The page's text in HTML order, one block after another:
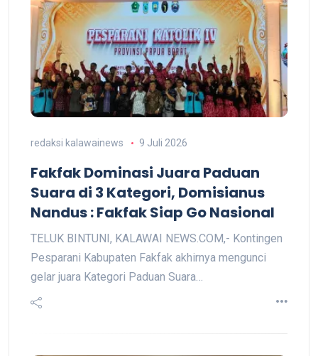
redaksi kalawainews 9 Juli 2026
Fakfak Dominasi Juara Paduan
Suara di 3 Kategori, Domisianus
Nandus : Fakfak Siap Go Nasional
TELUK BINTUNI, KALAWAI NEWS.COM,- Kontingen
Pesparani Kabupaten Fakfak akhirnya mengunci
gelar juara Kategori Paduan Suara…